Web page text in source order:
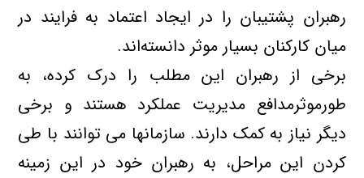
رهبران پشتيبان را در ايجاد اعتماد به فرايند در
ميان كاركنان بسيار موثر دانسته‌اند.
برخي از رهبران اين مطلب را درك كرده، به
طورموثرمدافع مديريت عملكرد هستند و برخي
ديگر نياز به كمك دارند‌. سازمانها مي توانند با طي
كردن اين مراحل‌، به رهبران خود در اين زمينه